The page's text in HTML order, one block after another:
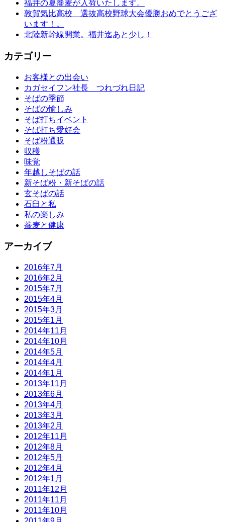
福井の夏蕎麦が入荷いたします。
敦賀気比高校 選抜高校野球大会優勝おめでとうござ
います！。
北陸新幹線開業。福井迄あと少し！
カテゴリー
お客様との出会い
カガセイフン社長 つれづれ日記
そばの季節
そばの愉しみ
そば打ちイベント
そば打ち愛好会
そば粉通販
収穫
味覚
年越しそばの話
新そば粉・新そばの話
玄そばの話
石臼と私
私の楽しみ
蕎麦と健康
アーカイブ
2016年7月
2016年2月
2015年7月
2015年4月
2015年3月
2015年1月
2014年11月
2014年10月
2014年5月
2014年4月
2014年1月
2013年11月
2013年6月
2013年4月
2013年3月
2013年2月
2012年11月
2012年8月
2012年5月
2012年4月
2012年1月
2011年12月
2011年11月
2011年10月